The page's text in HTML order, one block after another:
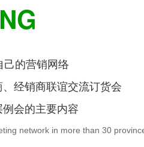
的营销网络
经销商联谊交流订货会
会的主要内容
network in more than 30